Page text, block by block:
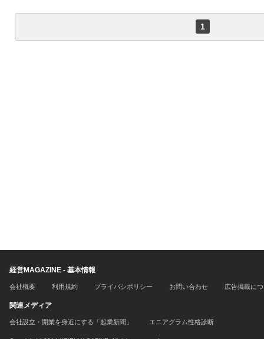
1
経営MAGAZINE - 基本情報
会社概要 利用規約 プライバシポリシー お問い合わせ 広告掲載に
関連メディア
会社設立・開業を身近にする「起業新聞」 エニアグラム性格診断